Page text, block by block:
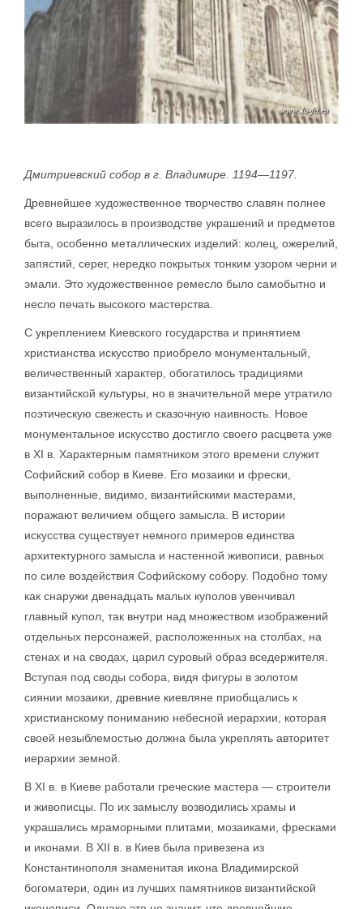
Дмитриевский собор в г. Владимире. 1194—1197.
Древнейшее художественное творчество славян полнее
всего выразилось в производстве украшений и предметов
быта, особенно металлических изделий: колец, ожерелий,
запястий, серег, нередко покрытых тонким узором черни и
эмали. Это художественное ремесло было самобытно и
несло печать высокого мастерства.
С укреплением Киевского государства и принятием
христианства искусство приобрело монументальный,
величественный характер, обогатилось традициями
византийской культуры, но в значительной мере утратило
поэтическую свежесть и сказочную наивность. Новое
монументальное искусство достигло своего расцвета уже
в XI в. Характерным памятником этого времени служит
Софийский собор в Киеве. Его мозаики и фрески,
выполненные, видимо, византийскими мастерами,
поражают величием общего замысла. В истории
искусства существует немного примеров единства
архитектурного замысла и настенной живописи, равных
по силе воздействия Софийскому собору. Подобно тому
как снаружи двенадцать малых куполов увенчивал
главный купол, так внутри над множеством изображений
отдельных персонажей, расположенных на столбах, на
стенах и на сводах, царил суровый образ вседержителя.
Вступая под своды собора, видя фигуры в золотом
сиянии мозаики, древние киевляне приобщались к
христианскому пониманию небесной иерархии, которая
своей незыблемостью должна была укреплять авторитет
иерархии земной.
В XI в. в Киеве работали греческие мастера — строители
и живописцы. По их замыслу возводились храмы и
украшались мраморными плитами, мозаиками, фресками
и иконами. В XII в. в Киев была привезена из
Константинополя знаменитая икона Владимирской
богоматери, один из лучших памятников византийской